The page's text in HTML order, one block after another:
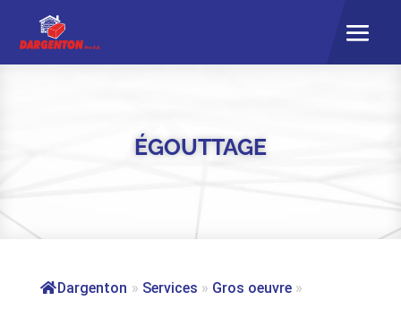
ÉGOUTTAGE
Dargenton » Services » Gros oeuvre »